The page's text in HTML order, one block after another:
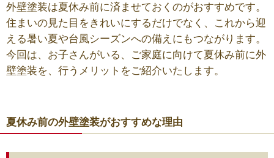
外壁塗装は夏休み前に済ませておくのがおすすめです。
住まいの見た目をきれいにするだけでなく、これから迎
える暑い夏や台風シーズンへの備えにもつながります。
今回は、お子さんがいる、ご家庭に向けて夏休み前に外
壁塗装を、行うメリットをご紹介いたします。
夏休み前の外壁塗装がおすすめな理由